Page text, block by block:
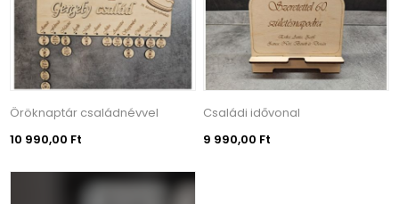
Öröknaptár családnévvel
10 990,00 Ft
Családi idővonal
9 990,00 Ft